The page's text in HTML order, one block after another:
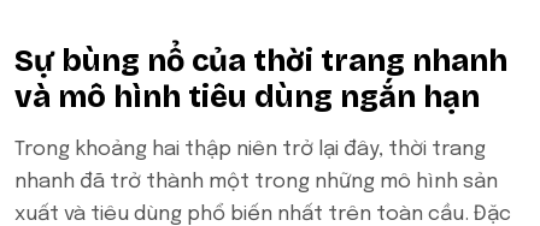
Sự bùng nổ của thời trang nhanh
và mô hình tiêu dùng ngắn hạn
Trong khoảng hai thập niên trở lại đây, thời trang
nhanh đã trở thành một trong những mô hình sản
xuất và tiêu dùng phổ biến nhất trên toàn cầu. Đặc